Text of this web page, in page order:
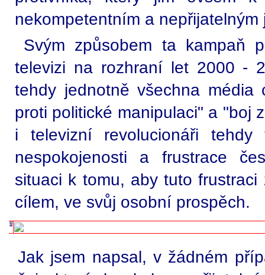
nekompetentním a
Svým způsobem ta kampaň
televizi na rozhraní let 2000 -
tehdy jednotně všechna média
proti politické manipulaci" a "boj
i televizní revolucionáři
nespokojenosti a frustrace
situaci k tomu, aby tuto frustraci
cílem, ve svůj osobní prospěch.
Jak jsem napsal, v žádném